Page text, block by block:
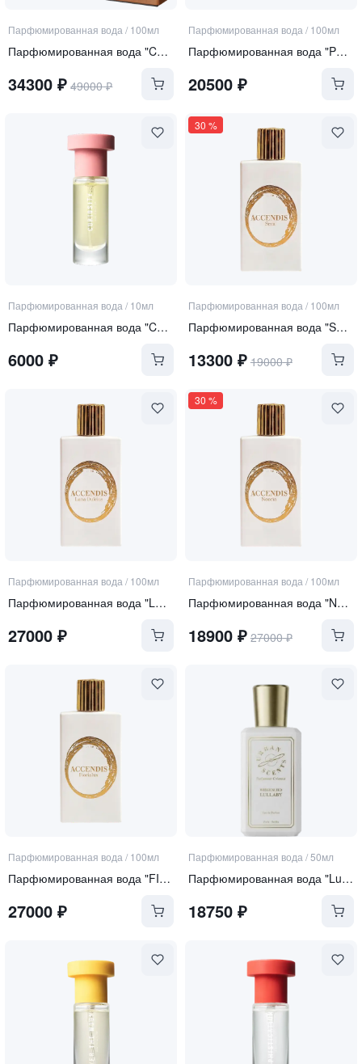
Парфюмированная вода / 100мл
Парфюмированная вода "Cuir Tabac"
34300 ₽ 49000₽
Парфюмированная вода / 100мл
Парфюмированная вода "Perle Rare"
20500₽
Парфюмированная вода / 10мл
Парфюмированная вода "Curiosity"
6000 ₽
30 %
Парфюмированная вода / 100мл
Парфюмированная вода "SERA"
13300₽ 19000₽
Парфюмированная вода / 100мл
Парфюмированная вода "LUNA DULCIUS"
27000 ₽
30 %
Парфюмированная вода / 100мл
Парфюмированная вода "NOORIA"
18900₽ 27000₽
Парфюмированная вода / 100мл
Парфюмированная вода "FIORIALUX"
27000 ₽
Парфюмированная вода /50мл
Парфюмированная вода "Lullaby"
18750₽